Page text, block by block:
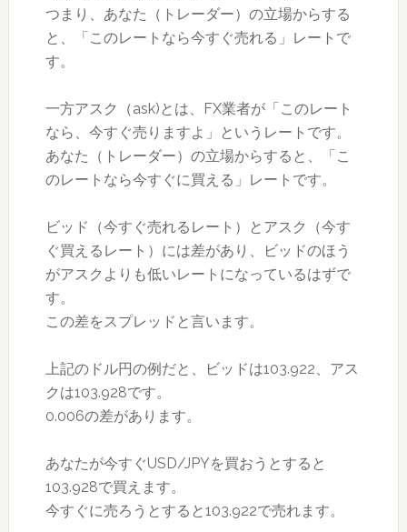
つまり、あなた（トレーダー）の立場からする
と、「このレートなら今すぐ売れる」レートで
す。
一方アスク（ask)とは、FX業者が「このレート
なら、今すぐ売りますよ」というレートです。
あなた（トレーダー）の立場からすると、「こ
のレートなら今すぐに買える」レートです。
ビッド（今すぐ売れるレート）とアスク（今す
ぐ買えるレート）には差があり、ビッドのほう
がアスクよりも低いレートになっているはずで
す。
この差をスプレッドと言います。
上記のドル円の例だと、ビッドは103.922、アス
クは103.928です。
0.006の差があります。
あなたが今すぐUSD/JPYを買おうとすると
103.928で買えます。
今すぐに売ろうとすると103.922で売れます。